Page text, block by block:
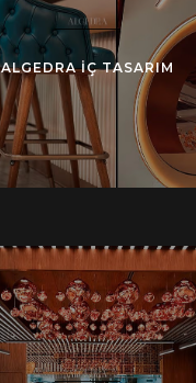
ALGEDRA İÇ TASARIM